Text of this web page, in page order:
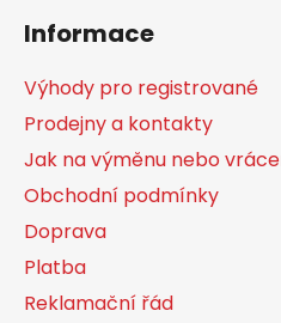
Informace
Výhody pro registrované
Prodejny a kontakty
Jak na výměnu nebo
Obchodní podmínky
Doprava
Platba
Reklamační řád